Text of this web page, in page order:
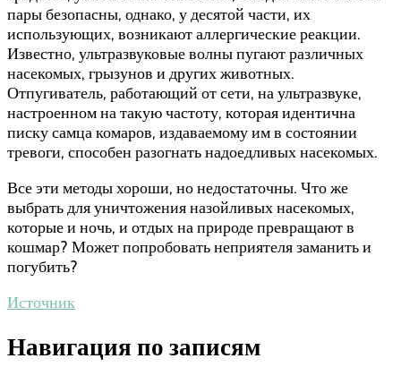
пары безопасны, однако, у десятой части, их
использующих, возникают аллергические реакции.
Известно, ультразвуковые волны пугают различных
насекомых, грызунов и других животных.
Отпугиватель, работающий от сети, на ультразвуке,
настроенном на такую частоту, которая идентична
писку самца комаров, издаваемому им в состоянии
тревоги, способен разогнать надоедливых насекомых.
Все эти методы хороши, но недостаточны. Что же
выбрать для уничтожения назойливых насекомых,
которые и ночь, и отдых на природе превращают в
кошмар? Может попробовать неприятеля заманить и
погубить?
Источник
Навигация по записям